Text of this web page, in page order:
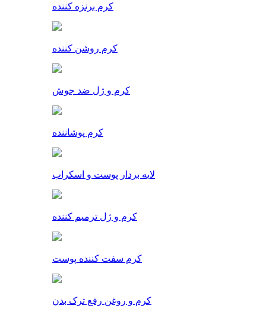
کرم برنزه کننده
کرم روشن کننده
کرم و ژل ضد جوش
کرم پوشاننده
لایه بردار پوست و اسکراب
کرم و ژل ترمیم کننده
کرم سفت کننده پوست
کرم و روغن رفع ترک بدن